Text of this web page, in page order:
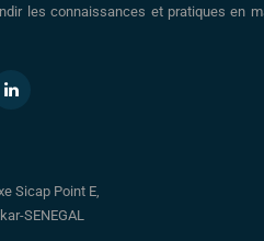
les connaissances et pratiques en
Sicap Point E,
SENEGAL